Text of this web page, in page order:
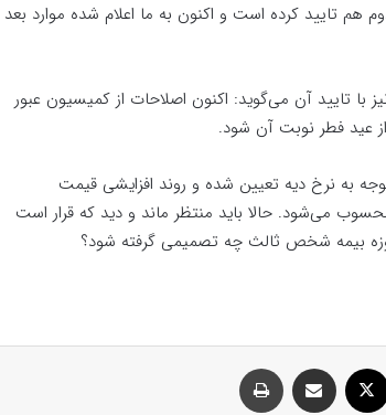
تایید کرده است و اکنون به ما اعلام شده موارد بعد
تایید آن می‌گوید: اکنون اصلاحات از کمیسیون عبور
عید فطر نوبت آن شود.
به نرخ دیه تعیین شده و روند افزایشی قیمت
می‌شود. حالا باید منتظر ماند و دید که قرار است
بیمه شخص ثالث چه تصمیمی گرفته شود؟
فیسبوک ایکس اشتراک گذاری با ایمیل